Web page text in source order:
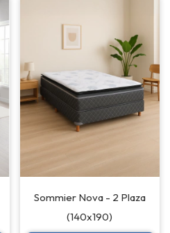
Sommier Nova - 2 Plaza
(140x190)